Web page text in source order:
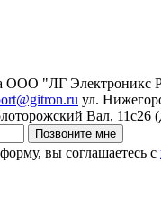
ООО "ЛГ Электроникс
ул.
Вал, 11с26
Позвоните мне
вы соглашаетесь с